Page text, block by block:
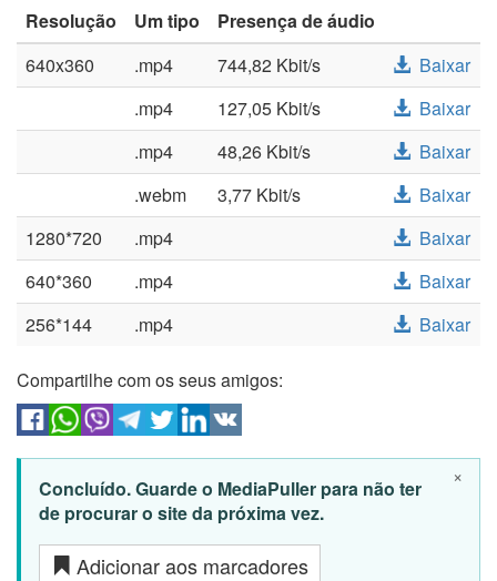
Resolução
Um tipo
Presença de áudio
640x360
.mp4 744,82 Kbit/s
Baixar
.mp4
127,05 Kbit/s
Baixar
.mp4
48,26 Kbit/s
Baixar
.webm
3,77 Kbit/s
Baixar
1280*720
.mp4
Baixar
640*360
.mp4
Baixar
256*144
.mp4 Baixar
Compartilhe com os seus amigos:
×
Concluído. Guarde o MediaPuller para não ter
de procurar o site da próxima vez.
Adicionar aos marcadores